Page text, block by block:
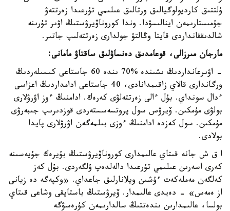
ۇلتتىق كارديولوگيالىق ورتالىق عىلىمي تۇرعىدا زەرتتەۋ
جۇمىستارىمەن اينالىسۋدا. وندا كوروناۆيرۋستىڭ اۋىر تۇرىنە
شالدىققانداردى قايتا وڭالتۋ جولدارى زەرتتەلىپ جاتىر.
مارجان مىرزالى، قوعامدىق دەنساۋلىق ساقتاۋ مامانى:
- اۋىرعانداردىڭ ىشىندە %70 ىندە 60 جاستاعى كىسىلەردىڭ
ورگاندارى قالاي زاقىمدانادى، 40 جاستاعى ادامداردىڭ اعزاسى
ءدال سونداي. بۇل ءالى زەرتتەلۋى كەرەك. ادامنىڭ ءوز اۋرۋلارى
بولۋى مۇمكىن. ۆيرۋس سول پروتسەسستەردى قوزدىرىپ جىبەرۋى
مۇمكىن. سول كەزدە ادامنىڭ ءوزى بىلمەگەن اۋرۋلارى پايدا
بولادى.
ا ق ش جانە قىتاي عالىمدارى كوروناۆيرۋستىڭ بۇيرەك جۇيەسىنە
كەرى اسەرىن عىلىمي تۇرعىدا دالەلدەپ ۇلگەردى. بۇل كەز
كەلگەن مەملەكەت ءۇشىن ويلانارلىق جاعداي. «وكپەگە دە زيانى
از ەمەس» - دەيدى عالىمدار. ۆيرۋستىڭ باستاپقى وشاعى قىتاي
بولسا، عالىمدارىن ىندەتتىڭ سالدارىمەن كۇرەسۋگە